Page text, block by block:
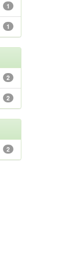
1
1
2
2
2